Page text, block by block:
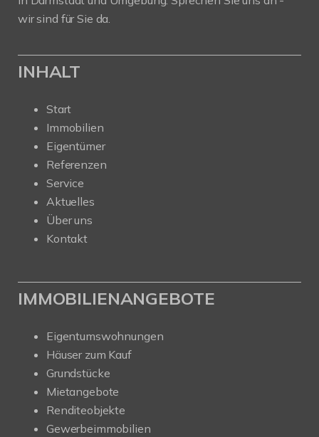
wir sind für Sie da.
INHALT
Start
Immobilien
Eigentümer
Referenzen
Service
Aktuelles
Über uns
Kontakt
IMMOBILIENANGEBOTE
Eigentumswohnungen
Häuser zum Kauf
Grundstücke
Mietangebote
Renditeobjekte
Gewerbeimmobilien